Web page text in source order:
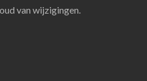
van wijzigingen.